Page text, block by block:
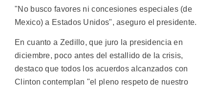
"No busco favores ni concesiones especiales (de
Mexico) a Estados Unidos", aseguro el presidente.
En cuanto a Zedillo, que juro la presidencia en
diciembre, poco antes del estallido de la crisis,
destaco que todos los acuerdos alcanzados con
Clinton contemplan "el pleno respeto de nuestro